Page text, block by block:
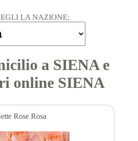
LA NAZIONE:
a SIENA e
online SIENA
Rose Rosa